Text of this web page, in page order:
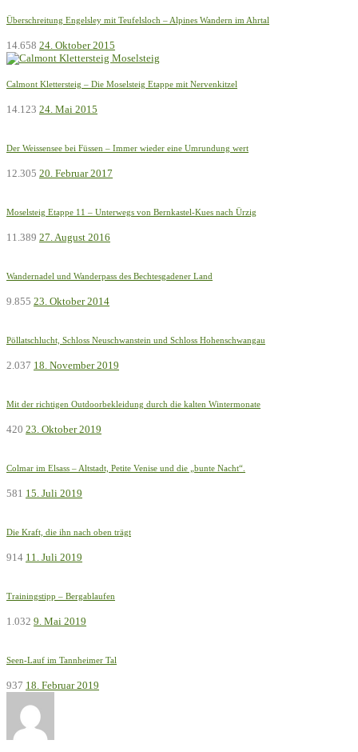
Überschreitung Engelsley mit Teufelsloch – Alpines Wandern im Ahrtal
14.658 24. Oktober 2015
Calmont Klettersteig – Die Moselsteig Etappe mit Nervenkitzel
14.123 24. Mai 2015
Der Weissensee bei Füssen – Immer wieder eine Umrundung wert
12.305 20. Februar 2017
Moselsteig Etappe 11 – Unterwegs von Bernkastel-Kues nach Ürzig
11.389 27. August 2016
Wandernadel und Wanderpass des Bechtesgadener Land
9.855 23. Oktober 2014
Pöllatschlucht, Schloss Neuschwanstein und Schloss Hohenschwangau
2.037 18. November 2019
Mit der richtigen Outdoorbekleidung durch die kalten Wintermonate
420 23. Oktober 2019
Colmar im Elsass – Altstadt, Petite Venise und die „bunte Nacht“.
581 15. Juli 2019
Die Kraft, die ihn nach oben trägt
914 11. Juli 2019
Trainingstipp – Bergablaufen
1.032 9. Mai 2019
Seen-Lauf im Tannheimer Tal
937 18. Februar 2019